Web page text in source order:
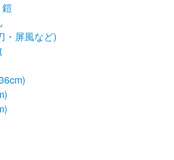
・屏風など)